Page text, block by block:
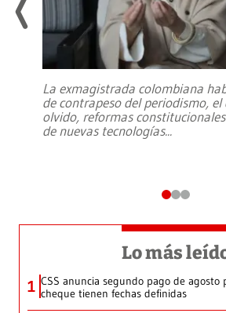
La exmagistrada colombiana
de contrapeso del periodismo, el
olvido, reformas
de nuevas tecnologías...
Lo más
1 CSS anuncia segundo pago de agosto
cheque tienen fechas definidas